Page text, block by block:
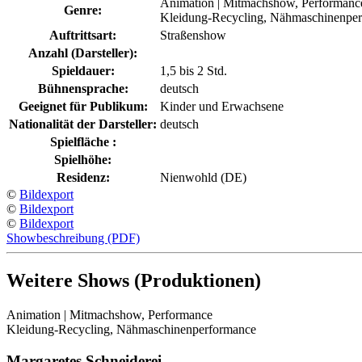
Genre:
Animation | Mitmachshow,
Kleidung-Recycling,
Auftrittsart:
Straßenshow
Anzahl (Darsteller):
Spieldauer:
1,5 bis 2 Std.
Bühnensprache:
deutsch
Geeignet für Publikum:
Kinder und Erwachsene
Nationalität der Darsteller: deutsch
Spielfläche :
Spielhöhe:
Residenz:
Nienwohld (DE)
© Bildexport
© Bildexport
© Bildexport
Showbeschreibung (PDF)
Weitere Shows (Produktionen)
Animation | Mitmachshow, Performance
Kleidung-Recycling, Nähmaschinenperformance